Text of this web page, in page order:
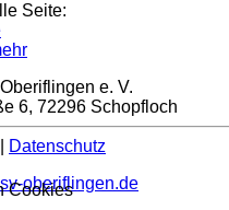
Seite:
e. V.
6, 72296 Schopfloch
Datenschutz
oberiflingen.de
Cookies